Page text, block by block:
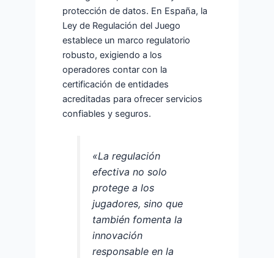
protección de datos. En España, la
Ley de Regulación del Juego
establece un marco regulatorio
robusto, exigiendo a los
operadores contar con la
certificación de entidades
acreditadas para ofrecer servicios
confiables y seguros.
«La regulación
efectiva no solo
protege a los
jugadores, sino que
también fomenta la
innovación
responsable en la